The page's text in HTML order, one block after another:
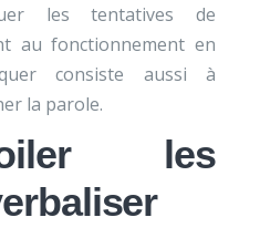
les tentatives de
au fonctionnement en
consiste aussi à
la parole.
les